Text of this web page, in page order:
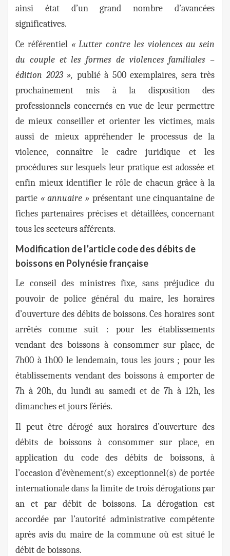
ainsi état d’un grand nombre d’avancées
significatives.
Ce référentiel « Lutter contre les violences au sein
du couple et les formes de violences familiales –
édition 2023 », publié à 500 exemplaires, sera très
prochainement mis à la disposition des
professionnels concernés en vue de leur permettre
de mieux conseiller et orienter les victimes, mais
aussi de mieux appréhender le processus de la
violence, connaître le cadre juridique et les
procédures sur lesquels leur pratique est adossée et
enfin mieux identifier le rôle de chacun grâce à la
partie « annuaire » présentant une cinquantaine de
fiches partenaires précises et détaillées, concernant
tous les secteurs afférents.
Modification de l’article code des débits de
boissons en Polynésie française
Le conseil des ministres fixe, sans préjudice du
pouvoir de police général du maire, les horaires
d’ouverture des débits de boissons. Ces horaires sont
arrêtés comme suit : pour les établissements
vendant des boissons à consommer sur place, de
7h00 à 1h00 le lendemain, tous les jours ; pour les
établissements vendant des boissons à emporter de
7h à 20h, du lundi au samedi et de 7h à 12h, les
dimanches et jours fériés.
Il peut être dérogé aux horaires d’ouverture des
débits de boissons à consommer sur place, en
application du code des débits de boissons, à
l’occasion d’évènement(s) exceptionnel(s) de portée
internationale dans la limite de trois dérogations par
an et par débit de boissons. La dérogation est
accordée par l’autorité administrative compétente
après avis du maire de la commune où est situé le
débit de boissons.